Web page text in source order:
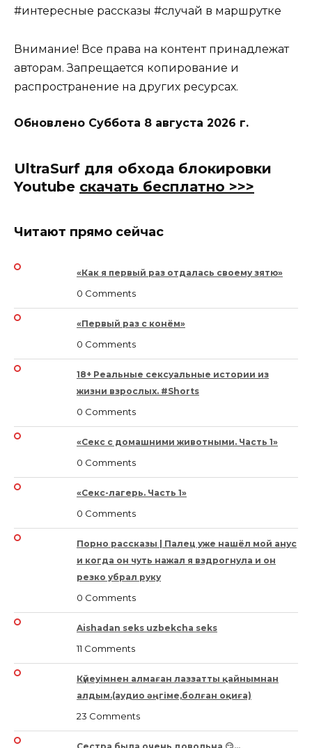
#интересные рассказы #случай в маршрутке
Внимание! Все права на контент принадлежат
авторам. Запрещается копирование и
распространение на других ресурсах.
Обновлено Суббота 8 августа 2026 г.
UltraSurf для обхода блокировки
Youtube скачать бесплатно >>>
Читают прямо сейчас
«Как я первый раз отдалась своему зятю»
0 Comments
«Первый раз с конём»
0 Comments
18+ Реальные сексуальные истории из
жизни взрослых. #Shorts
0 Comments
«Секс с домашними животными. Часть 1»
0 Comments
«Секс-лагерь. Часть 1»
0 Comments
Порно рассказы | Палец уже нашёл мой анус
и когда он чуть нажал я вздрогнула и он
резко убрал руку
0 Comments
Aishadan seks uzbekcha seks
11 Comments
Күйеуімнен алмаған лаззатты қайнымнан
алдым.(аудио әңгіме,болған оқиға)
23 Comments